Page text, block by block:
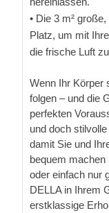
• Die 3 m²
Platz, um mit
die frische Luft
Wenn Ihr Körper
folgen – und die
perfekten
und doch
damit Sie und
bequem machen
oder einfach nur
DELLA in Ihrem
erstklassige